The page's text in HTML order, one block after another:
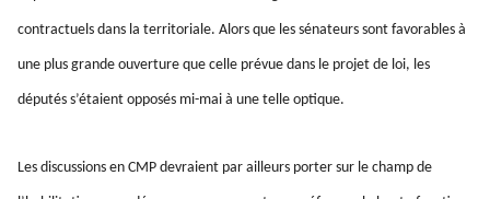
contractuels dans la territoriale. Alors que les sénateurs sont favorables à
une plus grande ouverture que celle prévue dans le projet de loi, les
députés s’étaient opposés mi-mai à une telle optique.
Les discussions en CMP devraient par ailleurs porter sur le champ de